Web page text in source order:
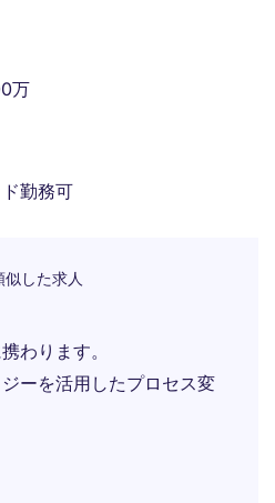
万
勤務可
似した求人
わります。
ーを活用したプロセス変